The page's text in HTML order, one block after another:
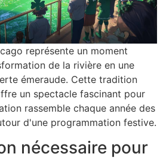
représente un moment
de la rivière en une
émeraude. Cette tradition
un spectacle fascinant pour
rassemble chaque année des
d'une programmation festive.
nécessaire pour